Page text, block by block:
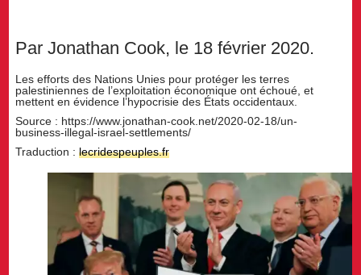
Par Jonathan Cook, le 18 février 2020.
Les efforts des Nations Unies pour protéger les terres
palestiniennes de l’exploitation économique ont échoué, et
mettent en évidence l’hypocrisie des États occidentaux.
Source : https://www.jonathan-cook.net/2020-02-18/un-
business-illegal-israel-settlements/
Traduction :lecridespeuples.fr